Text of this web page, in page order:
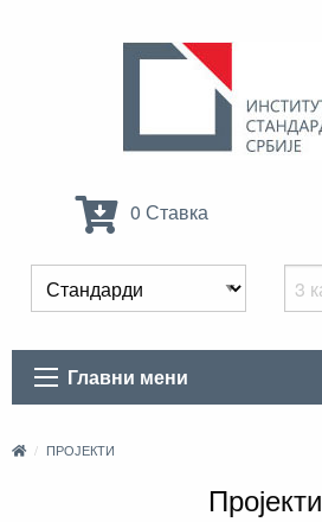
0 Ставка
Главни мени
ПРОЈЕКТИ
Пројекти